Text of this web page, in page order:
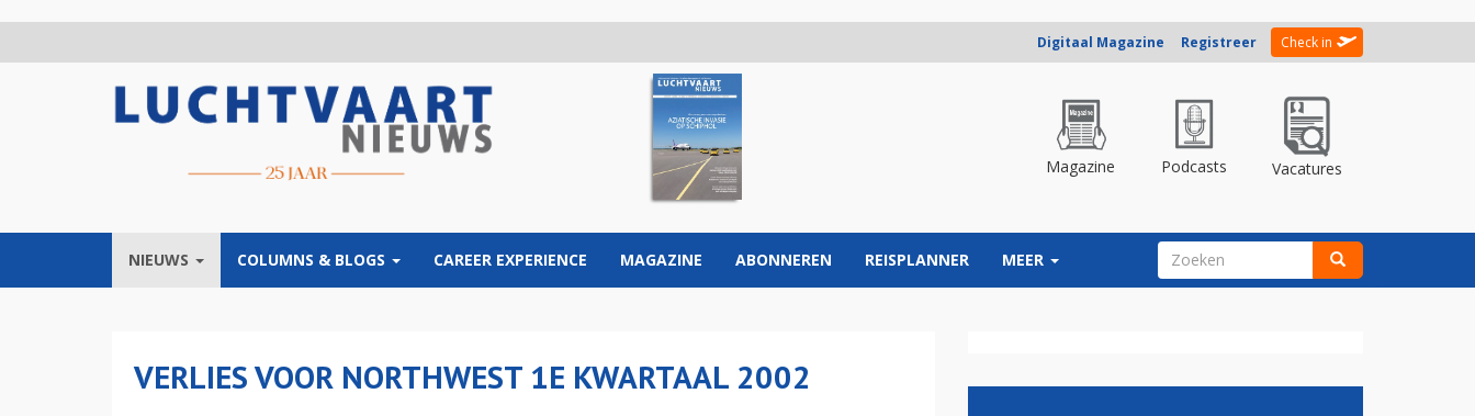
Digitaal Magazine Registreer Check in
Magazine Podcasts Vacatures
NIEUWS COLUMNS & BLOGS CAREER EXPERIENCE MAGAZINE ABONNEREN REISPLANNER MEER ZOEKVELD
VERLIES VOOR NORTHWEST 1E KWARTAAL 2002